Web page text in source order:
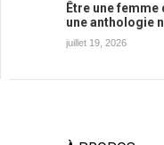
Être une
une anthologie
juillet 19, 2026